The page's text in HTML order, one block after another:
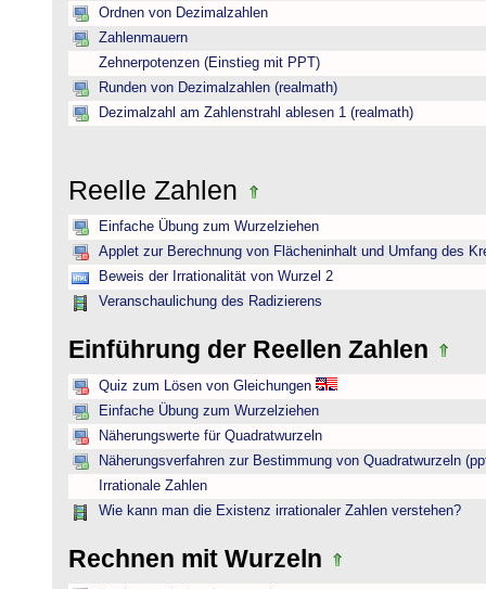
Ordnen von Dezimalzahlen
Zahlenmauern
Zehnerpotenzen (Einstieg mit PPT)
Runden von Dezimalzahlen (realmath)
Dezimalzahl am Zahlenstrahl ablesen 1 (realmath)
Reelle Zahlen
Einfache Übung zum Wurzelziehen
Applet zur Berechnung von Flächeninhalt und Umfang des
Beweis der Irrationalität von Wurzel 2
Veranschaulichung des Radizierens
Einführung der Reellen Zahlen
Quiz zum Lösen von Gleichungen
Einfache Übung zum Wurzelziehen
Näherungswerte für Quadratwurzeln
Näherungsverfahren zur Bestimmung von Quadratwurzeln
Irrationale Zahlen
Wie kann man die Existenz irrationaler Zahlen verstehen?
Rechnen mit Wurzeln